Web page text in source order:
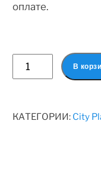
оплате.
В
КАТЕГОРИИ: City